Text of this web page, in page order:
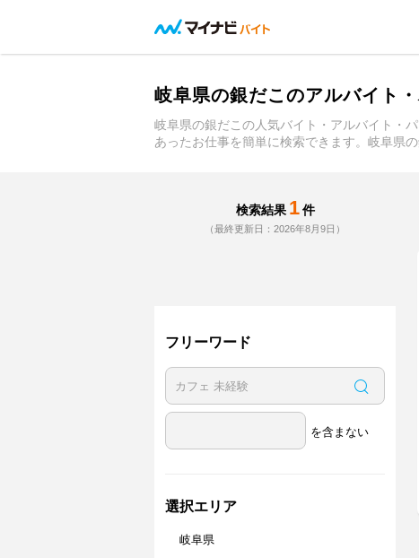
岐阜県の銀だこのアルバイト
岐阜県の銀だこの人気バイト・アルバイト・
あったお仕事を簡単に検索できます。岐阜県
検索結果 1 件
（最終更新日：2026年8月9日）
フリーワード
を含まない
選択エリア
岐阜県